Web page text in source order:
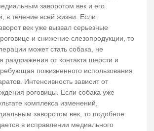
заворотом век и его
в течение всей жизни. Если
век уже вызвал серьезные
и снижение слезопродукции, то
может стать собака, не
от контакта шерсти и
пожизненного использования
Интенсивность зависит от
роговицы. Если собака уже
комплекса изменений,
заворотом век, то подобное
в исправлении медиального